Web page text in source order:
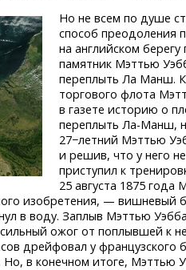
Но не всем по душе
способ преодоления
на английском берегу
памятник Мэттью
переплыть Ла Манш.
торгового флота
в газете историю о
переплыть Ла-Манш,
27−летний Мэттью
и решив, что у него
приступил к
25 августа 1875 года
изобретения, — вишневый
в воду. Заплыв Мэттью Уэбба
ожог от поплывшей к
дрейфовал у французского
в конечном итоге, Мэттью